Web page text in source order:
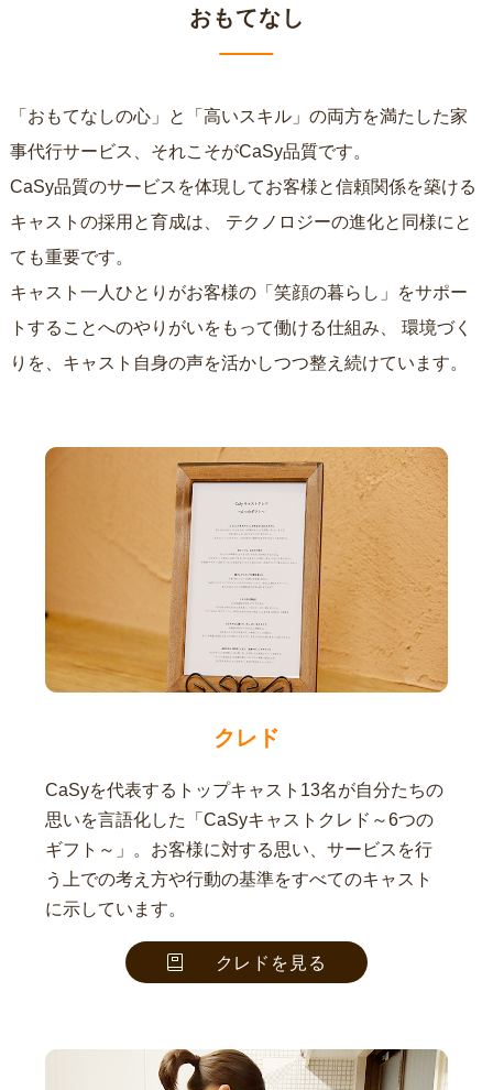
おもてなし
「おもてなしの心」と「高いスキル」の両方を満たした家
事代行サービス、それこそがCaSy品質です。
CaSy品質のサービスを体現してお客様と信頼関係を築ける
キャストの採用と育成は、
ても重要です。
キャスト一人ひとりがお客様の「笑顔の暮らし」をサポー
トすることへのやりがいをもって働ける仕組み、
りを、キャスト自身の声を活かしつつ整え続けています。
クレド
CaSyを代表するトップキャスト13名が自分たちの
思いを言語化した「CaSyキャストクレド～6つの
ギフト～」。お客様に対する思い、サービスを行
う上での考え方や行動の基準をすべてのキャスト
に示しています。
クレドを見る